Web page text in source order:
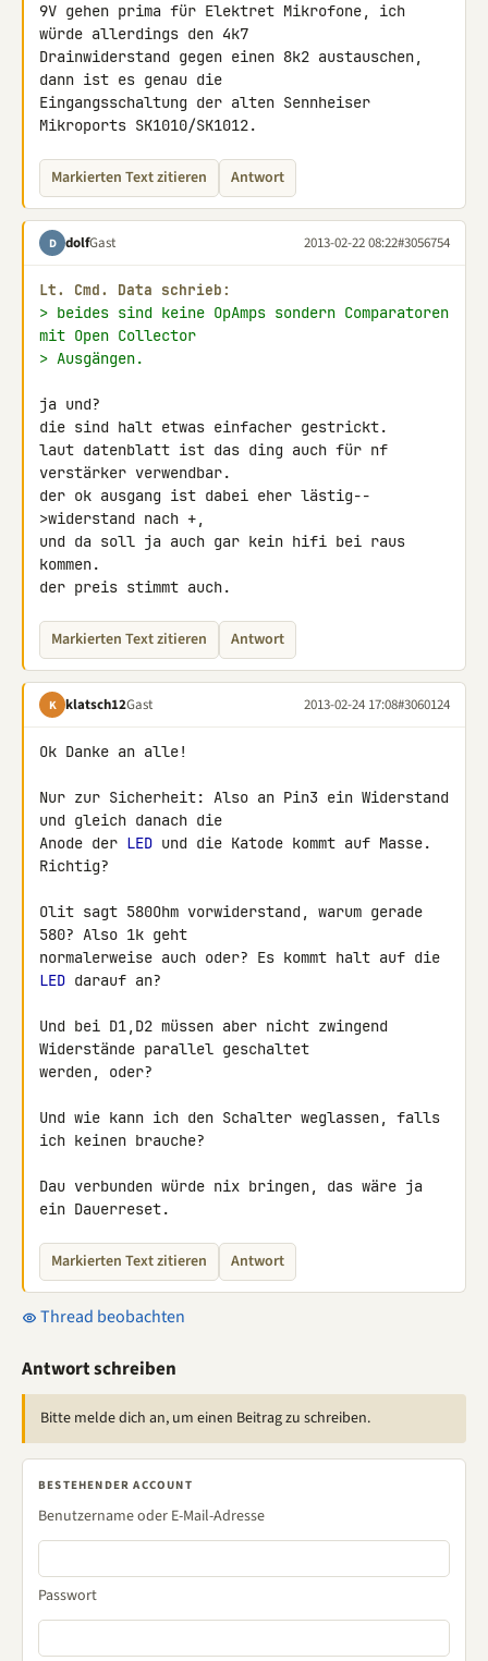
9V gehen prima für Elektret Mikrofone, ich
würde allerdings den 4k7
Drainwiderstand gegen einen 8k2 austauschen,
dann ist es genau die
Eingangsschaltung der alten Sennheiser
Mikroports SK1010/SK1012.
Markierten Text zitieren Antwort
D dolfGast 2013-02-22 08:22#3056754
Lt. Cmd. Data schrieb:
> beides sind keine OpAmps sondern Comparatoren
mit Open Collector
> Ausgängen.
ja und?
die sind halt etwas einfacher gestrickt.
laut datenblatt ist das ding auch für nf
verstärker verwendbar.
der ok ausgang ist dabei eher lästig--
>widerstand nach +,
und da soll ja auch gar kein hifi bei raus
kommen.
der preis stimmt auch.
Markierten Text zitieren Antwort
K klatsch12Gast 2013-02-24 17:08#3060124
Ok Danke an alle!
Nur zur Sicherheit: Also an Pin3 ein Widerstand
und gleich danach die
Anode der LED und die Katode kommt auf Masse.
Richtig?
Olit sagt 580Ohm vorwiderstand, warum gerade
580? Also 1k geht
LED darauf an?
Und bei D1,D2 müssen aber nicht zwingend
Widerstände parallel geschaltet
werden, oder?
Und wie kann ich den Schalter weglassen, falls
ich keinen brauche?
Dau verbunden würde nix bringen, das wäre ja
ein Dauerreset.
Markierten Text zitieren Antwort
Thread beobachten
Antwort schreiben
Bitte melde dich an, um einen Beitrag zu schreiben.
BESTEHENDER ACCOUNT
Benutzername oder E-Mail-Adresse
Passwort